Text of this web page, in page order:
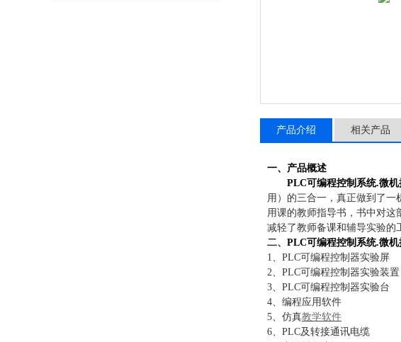
产品介绍 相关产品
一、 产品概述
PLC可编程控制系统.微
用）的三合一，真正做到了
用课的教师指导书，书中对这
减轻了教师备课和辅导实验的
二、 PLC可编程控制系统.微
1、PLC可编程控制器实验屏
2、PLC可编程控制器实验装置
3、PLC可编程控制器实验台
4、编程应用软件
5、仿真教学软件
6、PLC及转接通讯电缆